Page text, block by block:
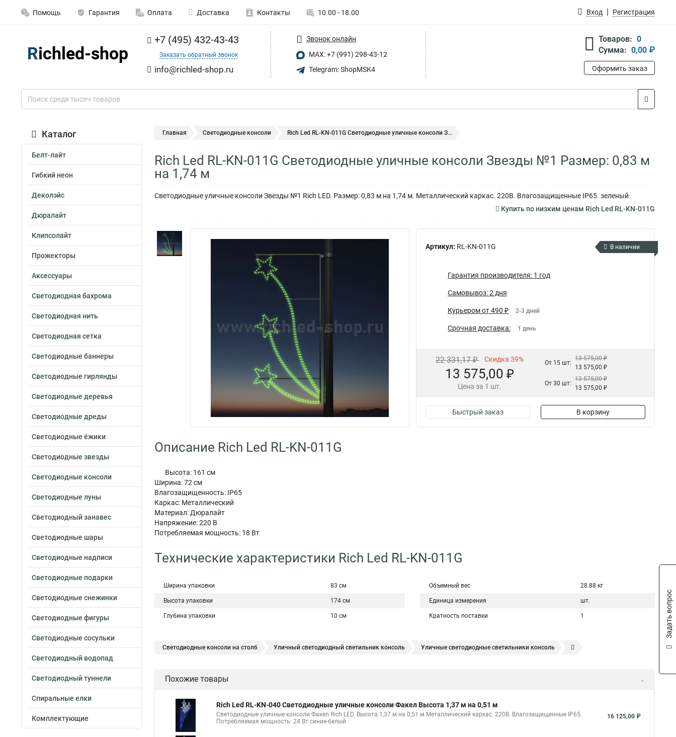
Помощь Гарантия Оплата Доставка Контакты 10.00 - 18.00 Вход Регистрация
+7 (495) 432-43-43
Заказать обратный звонок
info@richled-shop.ru
Звонок онлайн
MAX: +7 (991) 298-43-12
Telegram: ShopMSK4
Товаров: 0
Сумма: 0,00 ₽
Оформить заказ
Каталог
Белт-лайт
Гибкий неон
Деколэйс
Дюралайт
Клипсолайт
Прожекторы
Аксессуары
Светодиодная бахрома
Светодиодная нить
Светодиодная сетка
Светодиодные баннеры
Светодиодные гирлянды
Светодиодные деревья
Светодиодные дреды
Светодиодные ёжики
Светодиодные звезды
Светодиодные консоли
Светодиодные луны
Светодиодный занавес
Светодиодные шары
Светодиодные надписи
Светодиодные подарки
Светодиодные снежинки
Светодиодные фигуры
Светодиодные сосульки
Светодиодный водопад
Светодиодный туннели
Спиральные елки
Комплектующие
Главная Светодиодные консоли Rich Led RL-KN-011G Светодиодные уличные консоли З...
Rich Led RL-KN-011G Светодиодные уличные консоли Звезды №1 Размер: 0,83 м
на 1,74 м
Светодиодные уличные консоли Звезды №1 Rich LED. Размер: 0,83 м на 1,74 м. Металлический каркас. 220В. Влагозащищенные IP65. зеленый
Купить по низким ценам Rich Led RL-KN-011G
Артикул: RL-KN-011G В наличии
Гарантия производителя: 1 год
Самовывоз: 2 дня
Курьером от 490 ₽ 2-3 дней
Срочная доставка: 1 день
22 331,17 ₽ Скидка 39%
13 575,00 ₽
Цена за 1 шт.
От 15 шт:
13 575,00 ₽
13 575,00 ₽
От 30 шт:
13 575,00 ₽
13 575,00 ₽
Быстрый заказ В корзину
Описание Rich Led RL-KN-011G
Высота: 161 см
Ширина: 72 см
Влагозащищенность: IP65
Каркас: Металлический
Материал: Дюралайт
Напряжение: 220 В
Потребляемая мощность: 18 Вт
Технические характеристики Rich Led RL-KN-011G
Ширина упаковки 83 см
Высота упаковки 174 см
Глубина упаковки 10 см
Объемный вес 28.88 кг
Единица измерения шт.
Кратность поставки 1
Светодиодные консоли на столб Уличный светодиодный светильник консоль Уличные светодиодные светильники консоль
Консоль для светильника светодиодного
Светильник светодиодный уличный на консоли
Похожие товары
Rich Led RL-KN-040 Светодиодные уличные консоли Факел Высота 1,37 м на 0,51 м
Светодиодные уличные консоли Факел Rich LED. Высота 1,37 м на 0,51 м Металлический каркас. 220В. Влагозащищенные IP65.
Потребляемая мощность: 24 Вт синие-белый
16 125,00 ₽
Задать вопрос